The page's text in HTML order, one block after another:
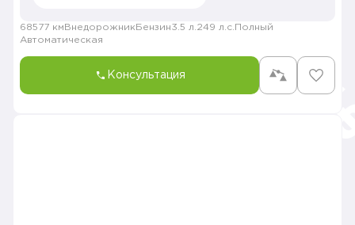
68577 км Внедорожник Бензин3.5 л. 249 л.с. Полный
Автоматическая
Консультация